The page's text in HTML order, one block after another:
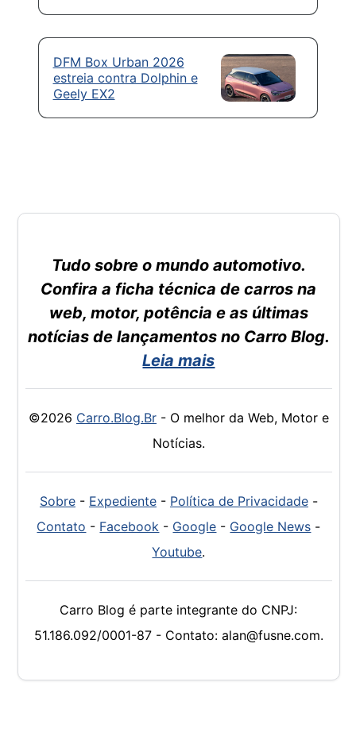
DFM Box Urban 2026
estreia contra Dolphin e
Geely EX2
Tudo sobre o mundo automotivo.
Confira a ficha técnica de carros na
web, motor, potência e as últimas
notícias de lançamentos no Carro Blog.
Leia mais
©2026 Carro.Blog.Br- O melhor da Web, Motor e
Notícias.
Sobre- Expediente- Política de Privacidade-
Contato - Facebook - Google - Google News -
Youtube.
Carro Blog é parte integrante do CNPJ:
51.186.092/0001-87 - Contato: alan@fusne.com.